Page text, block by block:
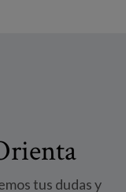
tus dudas y